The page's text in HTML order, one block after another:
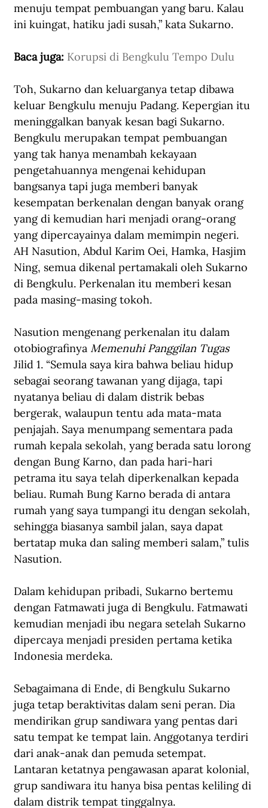
menuju tempat pembuangan yang baru. Kalau
ini kuingat, hatiku jadi susah,” kata Sukarno.
Baca juga: Korupsi di Bengkulu Tempo Dulu
Toh, Sukarno dan keluarganya tetap dibawa
keluar Bengkulu menuju Padang. Kepergian itu
meninggalkan banyak kesan bagi Sukarno.
Bengkulu merupakan tempat pembuangan
yang tak hanya menambah kekayaan
pengetahuannya mengenai kehidupan
bangsanya tapi juga memberi banyak
kesempatan berkenalan dengan banyak orang
yang di kemudian hari menjadi orang-orang
yang dipercayainya dalam memimpin negeri.
AH Nasution, Abdul Karim Oei, Hamka, Hasjim
Ning, semua dikenal pertamakali oleh Sukarno
di Bengkulu. Perkenalan itu memberi kesan
pada masing-masing tokoh.
Nasution mengenang perkenalan itu dalam
otobiografinya Memenuhi Panggilan Tugas
Jilid 1. “Semula saya kira bahwa beliau hidup
sebagai seorang tawanan yang dijaga, tapi
nyatanya beliau di dalam distrik bebas
bergerak, walaupun tentu ada mata-mata
penjajah. Saya menumpang sementara pada
rumah kepala sekolah, yang berada satu lorong
dengan Bung Karno, dan pada hari-hari
petrama itu saya telah diperkenalkan kepada
beliau. Rumah Bung Karno berada di antara
rumah yang saya tumpangi itu dengan sekolah,
sehingga biasanya sambil jalan, saya dapat
bertatap muka dan saling memberi salam,” tulis
Nasution.
Dalam kehidupan pribadi, Sukarno bertemu
dengan Fatmawati juga di Bengkulu. Fatmawati
kemudian menjadi ibu negara setelah Sukarno
dipercaya menjadi presiden pertama ketika
Indonesia merdeka.
Sebagaimana di Ende, di Bengkulu Sukarno
juga tetap beraktivitas dalam seni peran. Dia
mendirikan grup sandiwara yang pentas dari
satu tempat ke tempat lain. Anggotanya terdiri
dari anak-anak dan pemuda setempat.
Lantaran ketatnya pengawasan aparat kolonial,
grup sandiwara itu hanya bisa pentas keliling di
dalam distrik tempat tinggalnya.